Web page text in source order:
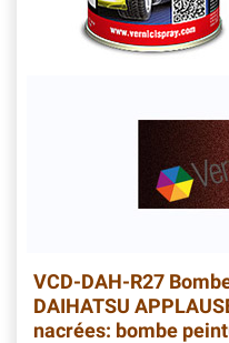
VCD-DAH-R27
DAIHATSU
nacrées: bombe